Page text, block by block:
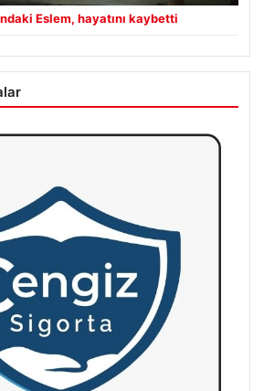
Eslem, hayatını kaybetti